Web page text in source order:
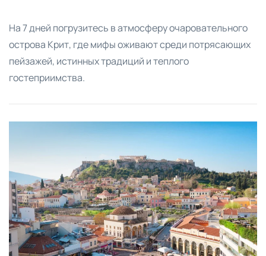
На 7 дней погрузитесь в атмосферу очаровательного
острова Крит, где мифы оживают среди потрясающих
пейзажей, истинных традиций и теплого
гостеприимства.